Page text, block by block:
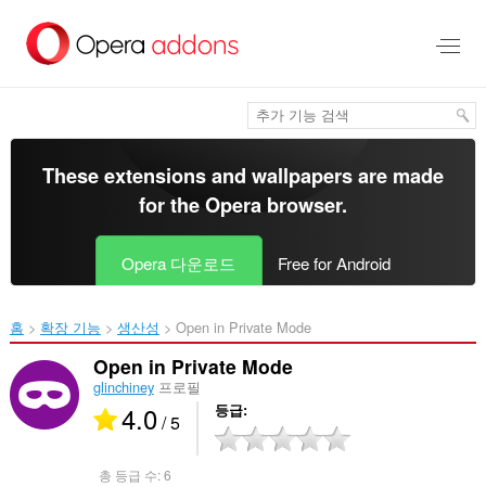
건
These extensions and wallpapers are made
for theOpera browser.
Opera 다운로드 Free for Android
홈 확장 기능 생산성 Open in Private Mode‎
Open in Private Mode
glinchiney프로필
4.0/ 5 등급
총 등급 수:6